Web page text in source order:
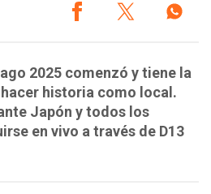
2025 comenzó y tiene la
historia como local.
Japón y todos los
en vivo a través de D13